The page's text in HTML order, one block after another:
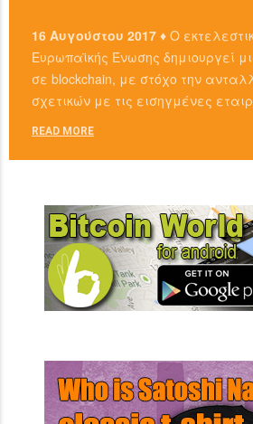
16 Αυγούστου 2017 ♦ Ο
Ευρωπαϊκής Ένωσης δημιουργεί
σε blockchain, με στόχο την
σχετικών με τις εισηγμένες
READ MORE